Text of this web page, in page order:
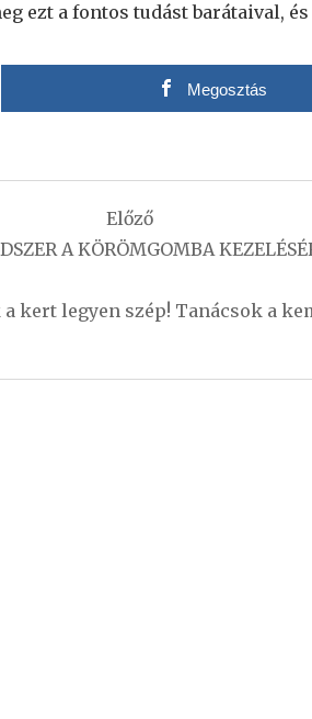
ezt a fontos tudást barátaival,
Megosztás
Előző
A KÖRÖMGOMBA
a kert legyen szép! Tanácsok a